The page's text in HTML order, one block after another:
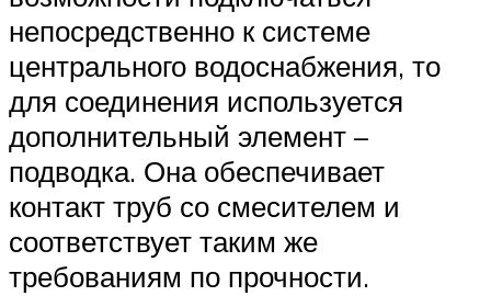
непосредственно к системе
центрального водоснабжения, то
для соединения используется
дополнительный элемент –
подводка. Она обеспечивает
контакт труб со смесителем и
соответствует таким же
требованиям по прочности.